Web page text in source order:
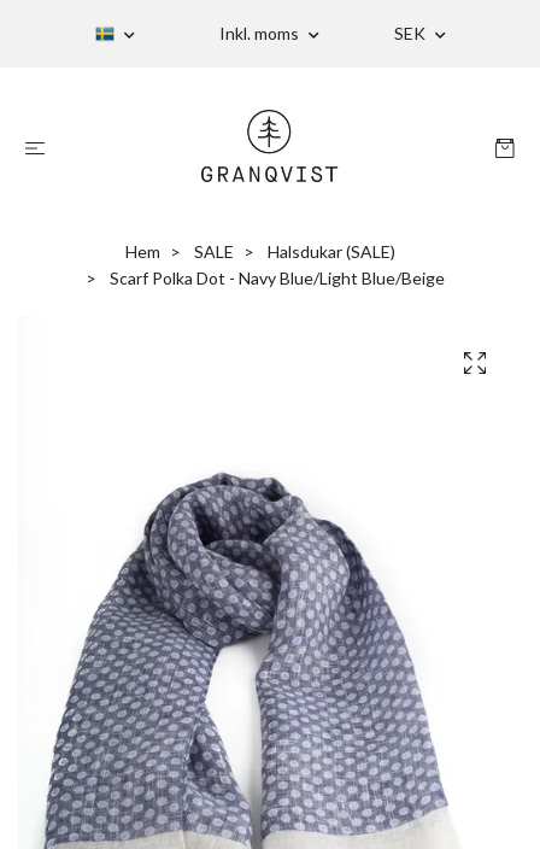
Inkl. moms SEK
Hem SALE
Halsdukar (SALE)
Scarf Polka Dot - Navy Blue/Light Blue/Beige